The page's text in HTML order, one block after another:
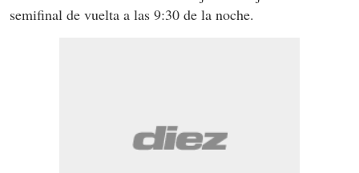
semifinal de vuelta a las 9:30 de la noche.